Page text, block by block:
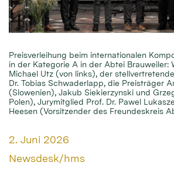
Preisverleihung beim internationalen
in der Kategorie A in der Abtei Brauweiler:
Michael Utz (von links), der
Dr. Tobias Schwaderlapp, die Preisträger
(Slowenien), Jakub Siekierzynski und
Polen), Jurymitglied Prof. Dr. Pawel
Heesen (Vorsitzender des Freundeskreis
Datum:
2. Juni 2026
Von:
Newsdesk/hms